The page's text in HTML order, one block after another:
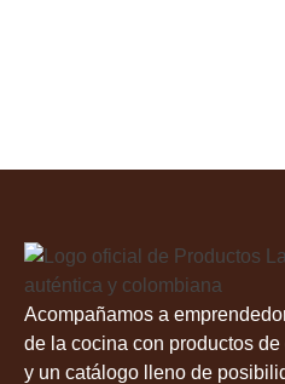
Acompañamos a
de la cocina con productos
y un catálogo lleno de